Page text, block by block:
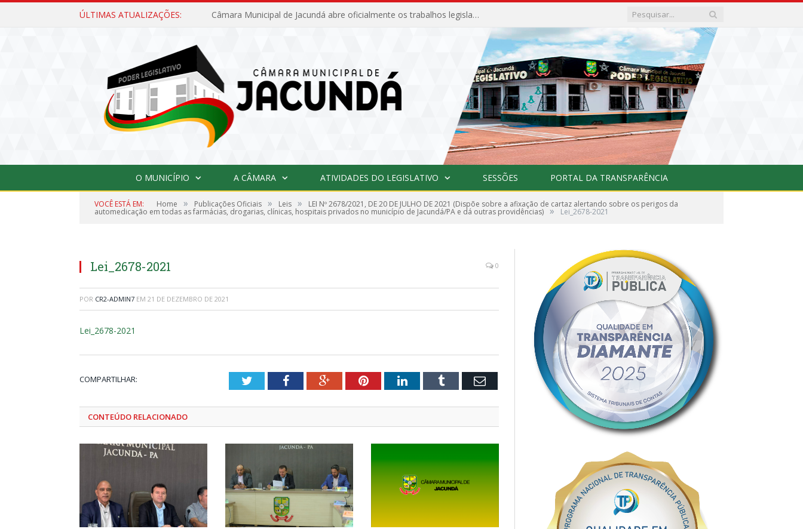
ÚLTIMAS ATUALIZAÇÕES: Câmara Municipal de Jacundá abre oficialmente os trabalhos legislativos de 2026
O MUNICÍPIO A CÂMARA ATIVIDADES DO LEGISLATIVO SESSÕES PORTAL DA TRANSPARÊNCIA
VOCÊ ESTÁ EM: Home » Publicações Oficiais » Leis » LEI Nº 2678/2021, DE 20 DE JULHO DE 2021 (Dispõe sobre a afixação de cartaz alertando sobre os perigos da
automedicação em todas as farmácias, drogarias, clínicas, hospitais privados no município de Jacundá/PA e dá outras providências) » Lei_2678-2021
Lei_2678-2021 0
POR CR2-ADMIN7 EM 21 DE DEZEMBRO DE 2021
Lei_2678-2021
COMPARTILHAR: TwitterFacebookGoogle+PinterestLinkedInTumblr Email
CONTEÚDO RELACIONADO